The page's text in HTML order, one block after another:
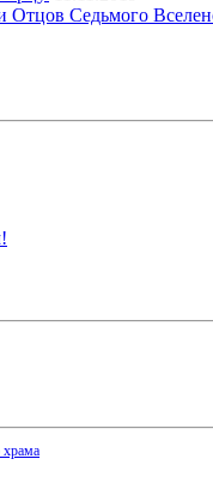
Отцов Седьмого
храма